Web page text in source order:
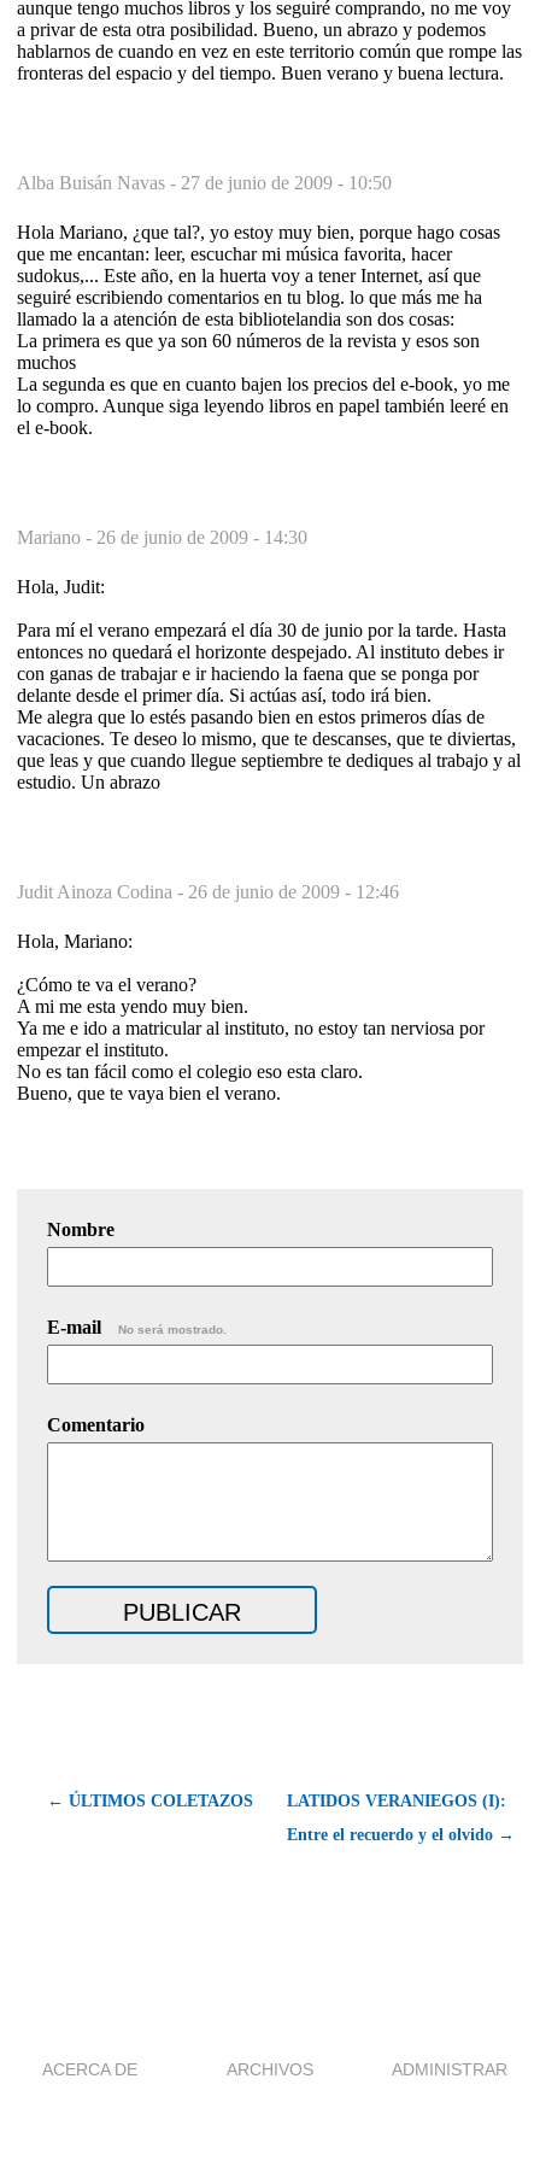
aunque tengo muchos libros y los seguiré comprando, no me voy
a privar de esta otra posibilidad. Bueno, un abrazo y podemos
hablarnos de cuando en vez en este territorio común que rompe las
fronteras del espacio y del tiempo. Buen verano y buena lectura.
Alba Buisán Navas - 27 de junio de 2009 - 10:50
Hola Mariano, ¿que tal?, yo estoy muy bien, porque hago cosas
que me encantan: leer, escuchar mi música favorita, hacer
sudokus,... Este año, en la huerta voy a tener Internet, así que
seguiré escribiendo comentarios en tu blog. lo que más me ha
llamado la a atención de esta bibliotelandia son dos cosas:
La primera es que ya son 60 números de la revista y esos son
muchos
La segunda es que en cuanto bajen los precios del e-book, yo me
lo compro. Aunque siga leyendo libros en papel también leeré en
el e-book.
Mariano - 26 de junio de 2009 - 14:30
Hola, Judit:
Para mí el verano empezará el día 30 de junio por la tarde. Hasta
entonces no quedará el horizonte despejado. Al instituto debes ir
con ganas de trabajar e ir haciendo la faena que se ponga por
delante desde el primer día. Si actúas así, todo irá bien.
Me alegra que lo estés pasando bien en estos primeros días de
vacaciones. Te deseo lo mismo, que te descanses, que te diviertas,
que leas y que cuando llegue septiembre te dediques al trabajo y al
estudio. Un abrazo
Judit Ainoza Codina - 26 de junio de 2009 - 12:46
Hola, Mariano:
¿Cómo te va el verano?
A mi me esta yendo muy bien.
Ya me e ido a matricular al instituto, no estoy tan nerviosa por
empezar el instituto.
No es tan fácil como el colegio eso esta claro.
Bueno, que te vaya bien el verano.
Nombre
E-mail No será mostrado.
Comentario
← ÚLTIMOS COLETAZOS
LATIDOS VERANIEGOS (I):
Entre el recuerdo y el olvido →
ACERCA DE ARCHIVOS ADMINISTRAR